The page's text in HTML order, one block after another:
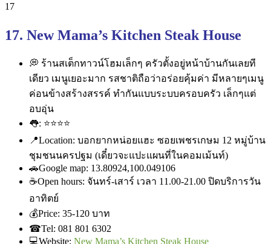
17. New Mama’s Kitchen Steak House
💭 ร้านสเต็กทาวน์โฮมเล็กๆ ครัวตั้งอยู่หน้าบ้านกันเลยที
เดียว เมนูเยอะมาก รสชาติถือว่าอร่อยคุ้มค่า มีหลายๆเมนู
ค่อนข้างสร้างสรรค์ ทำกันแบบระบบครอบครัว เล็กๆแต่
อบอุ่น
👅: ⭐⭐⭐⭐
📍Location: บอกยากหน่อยแฮะ ซอยเพชรเกษม 12 หมู่บ้าน
ชุมชนนครปฐม (เดี๋ยวจะแปะแผนที่ในคอมเม้นท์)
🚗Google map: 13.80924,100.049106
☕Open hours: จันทร์-เสาร์ เวลา 11.00-21.00 ปิดบริการวัน
อาทิตย์
💰Price: ‎35-120 บาท
☎Tel: 081 801 6302
💻Website: New Mama’s Kitchen Steak House